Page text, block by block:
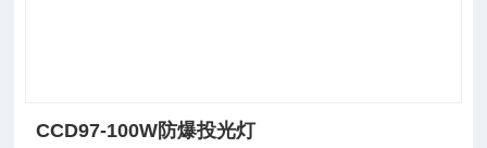
CCD97-100W防爆投光灯